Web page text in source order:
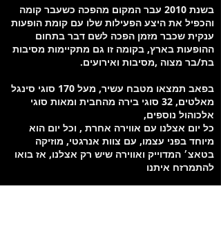
בשנת 2010 עבר המקום מהפכה כשעבר קומה
והכפיל את היצע הפעילות שלו עם קומת הופעות
ענקית שכבר מזמן הפכה לשם דבר בתחום
ההופעות בארץ, בקומה זו גם מתקיימות מסיבות
בת/בר מצוה ,מסיבות ואירועים.
בפאב תמצאו מטבח עשיר, מעל 170 סוגי סינגל
מאלטים, 32 סוגי בירה מהחבית ומאות סוגי
אלכוהול נוספים,
כל יום אצלנו עם אווירה אחרת , וכל יום הוא
מיוחד בפני עצמו, עם צוות אנרגטי, מוזיקה
בטאצ׳ המדוייק ואווירה שיש רק אצלנו, אז בואו
להתמרזח איתנו